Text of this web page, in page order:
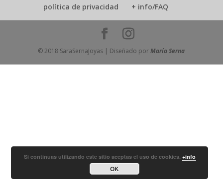
política de privacidad + info/FAQ
© 2018 SaraSernaJoyas | Diseñado porMaría Serna
Si continuas utilizando este sitio aceptas el uso de cookies. +info
OK